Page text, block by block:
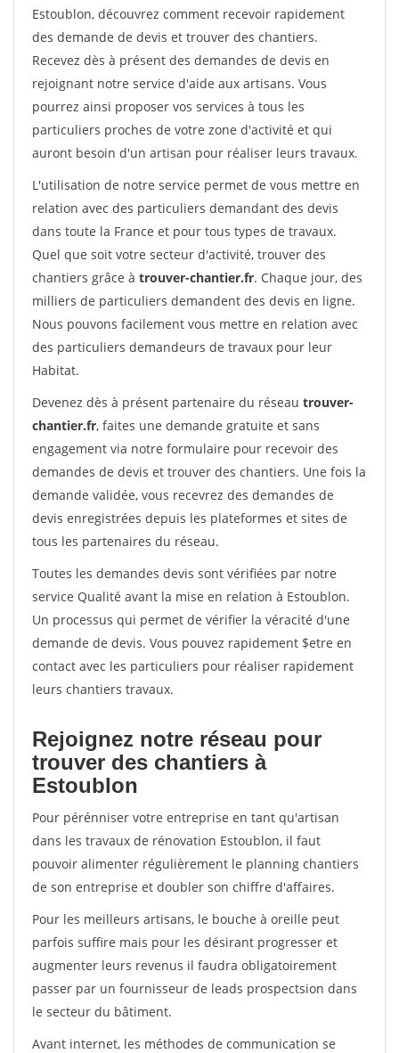
Estoublon, découvrez comment recevoir rapidement
des demande de devis et trouver des chantiers.
Recevez dès à présent des demandes de devis en
rejoignant notre service d'aide aux artisans. Vous
pourrez ainsi proposer vos services à tous les
particuliers proches de votre zone d'activité et qui
auront besoin d'un artisan pour réaliser leurs travaux.
L'utilisation de notre service permet de vous mettre en
relation avec des particuliers demandant des devis
dans toute la France et pour tous types de travaux.
Quel que soit votre secteur d'activité, trouver des
chantiers grâce à trouver-chantier.fr. Chaque jour, des
milliers de particuliers demandent des devis en ligne.
Nous pouvons facilement vous mettre en relation avec
des particuliers demandeurs de travaux pour leur
Habitat.
Devenez dès à présent partenaire du réseau trouver-
chantier.fr, faites une demande gratuite et sans
engagement via notre formulaire pour recevoir des
demandes de devis et trouver des chantiers. Une fois la
demande validée, vous recevrez des demandes de
devis enregistrées depuis les plateformes et sites de
tous les partenaires du réseau.
Toutes les demandes devis sont vérifiées par notre
service Qualité avant la mise en relation à Estoublon.
Un processus qui permet de vérifier la véracité d'une
demande de devis. Vous pouvez rapidement $etre en
contact avec les particuliers pour réaliser rapidement
leurs chantiers travaux.
Rejoignez notre réseau pour
trouver des chantiers à
Estoublon
Pour pérénniser votre entreprise en tant qu'artisan
dans les travaux de rénovation Estoublon, il faut
pouvoir alimenter régulièrement le planning chantiers
de son entreprise et doubler son chiffre d'affaires.
Pour les meilleurs artisans, le bouche à oreille peut
parfois suffire mais pour les désirant progresser et
augmenter leurs revenus il faudra obligatoirement
passer par un fournisseur de leads prospectsion dans
le secteur du bâtiment.
Avant internet, les méthodes de communication se